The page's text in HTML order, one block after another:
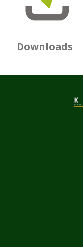
Downloads